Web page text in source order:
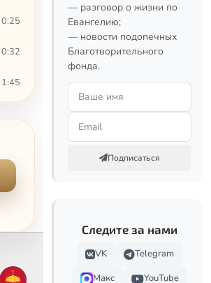
0:25
0:32
1:45
0:46
0:30
— разговор о жизни по
Евангелию;
— новости подопечных
Благотворительного
фонда.
Подписаться
Следите за нами
VK
Telegram
Макс
YouTube